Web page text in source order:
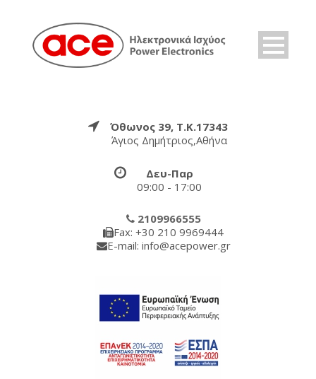
Όθωνος 39, Τ.Κ.17343
Άγιος Δημήτριος,Αθήνα
Δευ-Παρ
09:00 - 17:00
2109966555
Fax: +30 210 9969444
E-mail: info@acepower.gr